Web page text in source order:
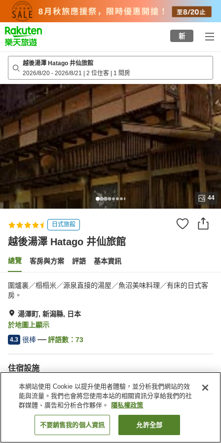
top
page
新
越後湯澤 Hatago 井仙旅館
2026/8/20 - 2026/8/21 | 2 位住客 | 1 間房
44
日式旅館
越後湯澤 Hatago 井仙旅館
總覽 客房與方案 評語 基本資訊
圍爐裏／榻榻米／源泉直接的湯屋／魚沼美味料理／有床的日式客
房。
湯澤町, 新潟縣, 日本
於地圖上顯示
4.3 很棒 評語數： 73
住宿設施
停車場
Spa／美容沙龍
餐廳
酒吧
找客房
本網站使用 Cookie 以提升使用者體驗，並分析我們網站的效
能與流量。我們也會將您使用本站的相關資訊分享給我們的社
群媒體、廣告和分析合作夥伴。
隱私權政策
不要銷售我的個人資訊 允許全部